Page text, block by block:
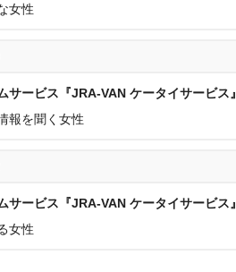
女性
サービス『JRA-VAN ケータイサービス』
報を聞く女性
サービス『JRA-VAN ケータイサービス』
女性